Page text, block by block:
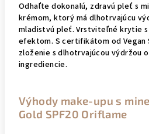
Odhaľte dokonalú, zdravú pleť s
krémom, ktorý má dlhotrvajúcu
mladistvú pleť. Vrstviteľné krytie
efektom. S certifikátom od Vegan
zloženie s dlhotrvajúcou výdržou
ingrediencie.
Výhody make-upu s
Gold SPF20 Oriflame